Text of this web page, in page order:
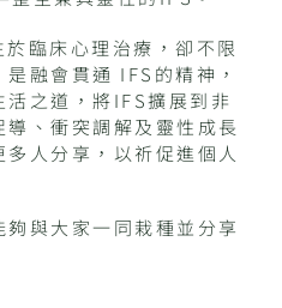
臨床心理治療，卻不限
融會貫通 IFS的精神，
之道，將IFS擴展到非
、衝突調解及靈性成長
人分享，以祈促進個人
與大家一同栽種並分享